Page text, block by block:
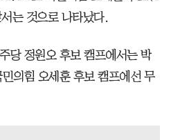
는 것으로 나타났다.
당 정원오 후보 캠프에서는 박
의힘 오세훈 후보 캠프에선 무